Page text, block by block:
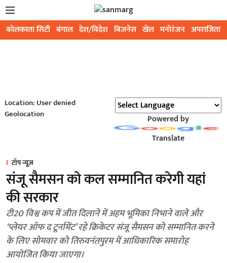
कोलकाता सिटी बंगाल देश/विदेश बिजनेस खेल मनोरंजन अपराजिता
Location: User denied
Geolocation
Powered by
Translate
टॉप न्यूज़
संजू सैमसन को कल सम्मानित करेगी यहां
की सरकार
टी20 विश्व कप में जीत दिलाने में अहम भूमिका निभाने वाले और
‘प्लेयर ऑफ द टूर्नामेंट’ रहे क्रिकेटर संजू सैमसन को सम्मानित करने
के लिए सोमवार को तिरुवनंतपुरम में आधिकारिक समारोह
आयोजित किया जाएगा।